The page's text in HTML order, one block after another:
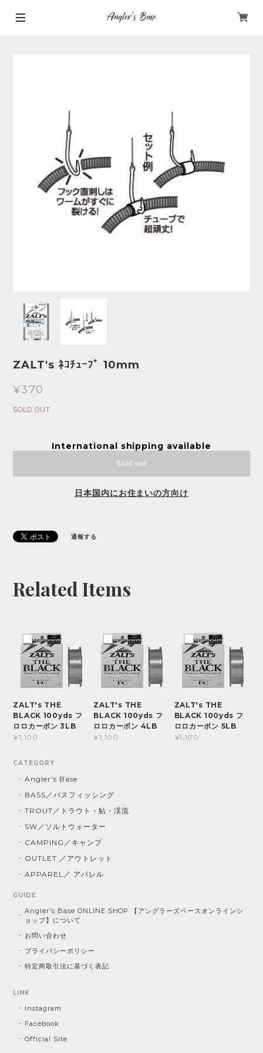
ZALT's ﾈｺﾁｭｰﾌﾞ 10mm
¥370
SOLD OUT
International shipping available
Sold out
日本国内にお住まいの方向け
通報する
Related Items
ZALT's THE
BLACK 100yds フ
ロロカーボン 3LB
¥1,100
ZALT's THE
BLACK 100yds フ
ロロカーボン 4LB
¥1,100
ZALT's THE
BLACK 100yds フ
ロロカーボン 5LB
¥1,100
CATEGORY
Angler's Base
BASS／バスフィッシング
TROUT／トラウト・鮎・渓流
SW／ソルトウォーター
CAMPING／キャンプ
OUTLET ／アウトレット
APPAREL／ アパレル
GUIDE
Angler's Base ONLINE SHOP 【アングラーズベースオンラインシ
ョップ】について
お問い合わせ
プライバシーポリシー
特定商取引法に基づく表記
LINK
Instagram
Facebook
Official Site